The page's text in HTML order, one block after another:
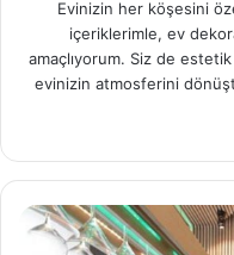
Evinizin her köşesini
içeriklerimle, ev
amaçlıyorum. Siz de
evinizin atmosferini